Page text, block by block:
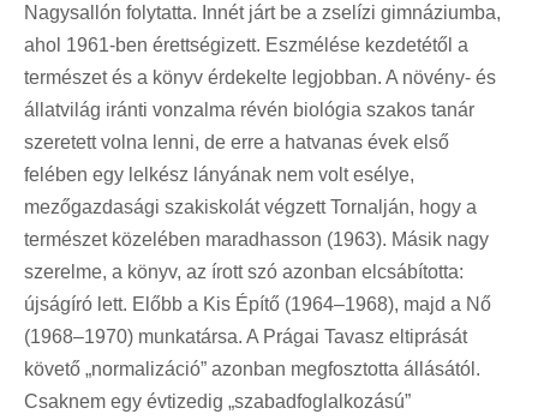
Nagysallón folytatta. Innét járt be a zselízi gimnáziumba,
ahol 1961-ben érettségizett. Eszmélése kezdetétől a
természet és a könyv érdekelte legjobban. A növény- és
állatvilág iránti vonzalma révén biológia szakos tanár
szeretett volna lenni, de erre a hatvanas évek első
felében egy lelkész lányának nem volt esélye,
mezőgazdasági szakiskolát végzett Tornalján, hogy a
természet közelében maradhasson (1963). Másik nagy
szerelme, a könyv, az írott szó azonban elcsábította:
újságíró lett. Előbb a Kis Építő (1964–1968), majd a Nő
(1968–1970) munkatársa. A Prágai Tavasz eltiprását
követő „normalizáció” azonban megfosztotta állásától.
Csaknem egy évtizedig „szabadfoglalkozású”